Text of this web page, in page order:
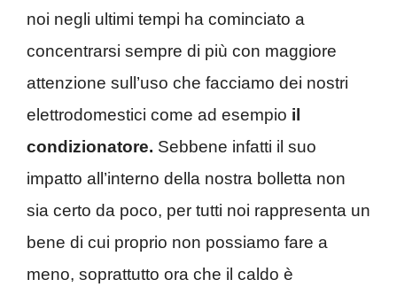
noi negli ultimi tempi ha cominciato a
concentrarsi sempre di più con maggiore
attenzione sull’uso che facciamo dei nostri
elettrodomestici come ad esempio il
condizionatore. Sebbene infatti il suo
impatto all’interno della nostra bolletta non
sia certo da poco, per tutti noi rappresenta un
bene di cui proprio non possiamo fare a
meno, soprattutto ora che il caldo è